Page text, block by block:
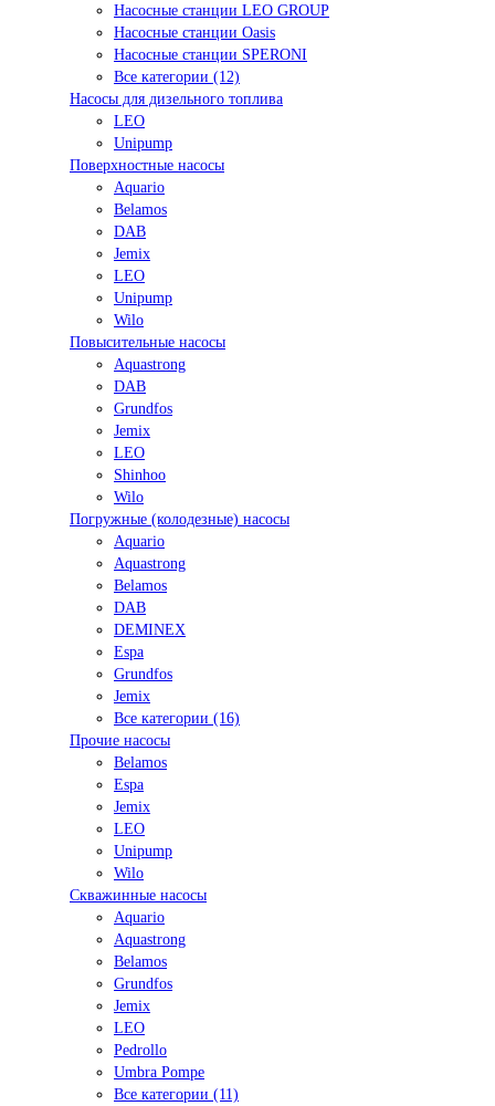
Насосные станции LEO GROUP
Насосные станции Oasis
Насосные станции SPERONI
Все категории (12)
Насосы для дизельного топлива
LEO
Unipump
Поверхностные насосы
Aquario
Belamos
DAB
Jemix
LEO
Unipump
Wilo
Повысительные насосы
Aquastrong
DAB
Grundfos
Jemix
LEO
Shinhoo
Wilo
Погружные (колодезные) насосы
Aquario
Aquastrong
Belamos
DAB
DEMINEX
Espa
Grundfos
Jemix
Все категории (16)
Прочие насосы
Belamos
Espa
Jemix
LEO
Unipump
Wilo
Скважинные насосы
Aquario
Aquastrong
Belamos
Grundfos
Jemix
LEO
Pedrollo
Umbra Pompe
Все категории (11)